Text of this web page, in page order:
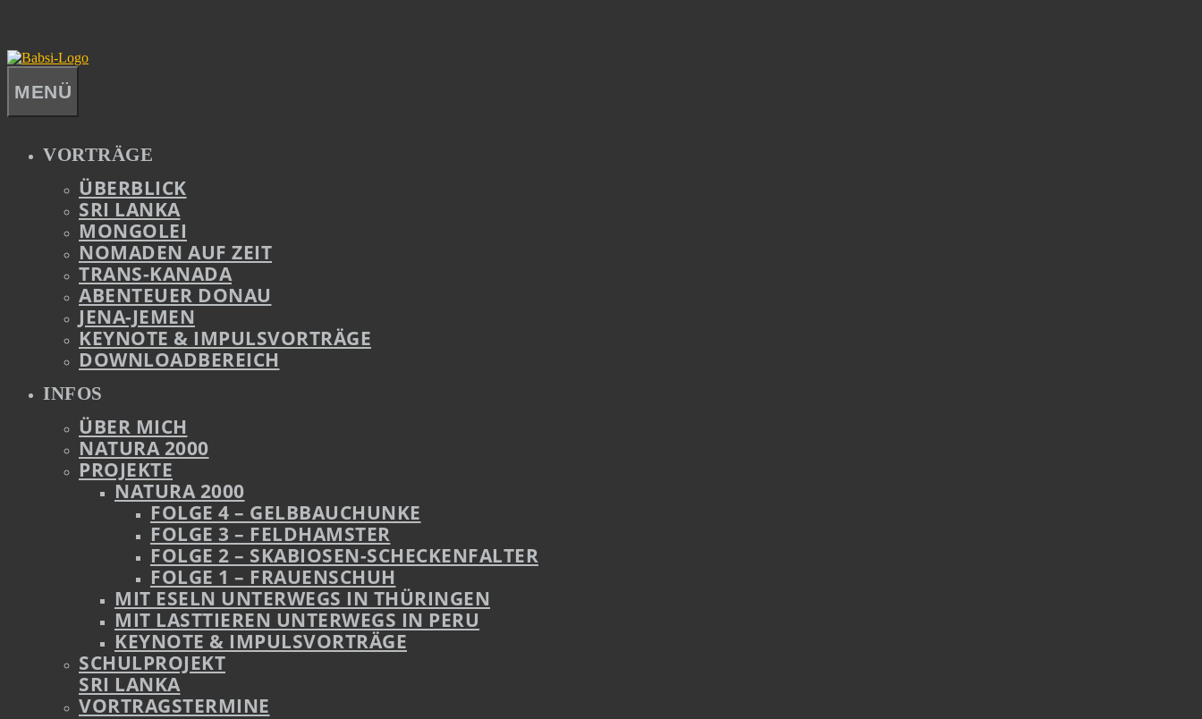
BARBARA
VETTER
FOTOGRAFIE
|
MENÜ
VORTRÄGE
ÜBERBLICK
SRI LANKA
MONGOLEI
NOMADEN AUF ZEIT
TRANS-KANADA
ABENTEUER DONAU
JENA-JEMEN
KEYNOTE & IMPULSVORTRÄGE
DOWNLOADBEREICH
INFOS
ÜBER MICH
NATURA 2000
PROJEKTE
NATURA 2000
FOLGE 4 – GELBBAUCHUNKE
FOLGE 3 – FELDHAMSTER
FOLGE 2 – SKABIOSEN-SCHECKENFALTER
FOLGE 1 – FRAUENSCHUH
MIT ESELN UNTERWEGS IN THÜRINGEN
MIT LASTTIEREN UNTERWEGS IN PERU
KEYNOTE & IMPULSVORTRÄGE
SCHULPROJEKT
SRI LANKA
VORTRAGSTERMINE